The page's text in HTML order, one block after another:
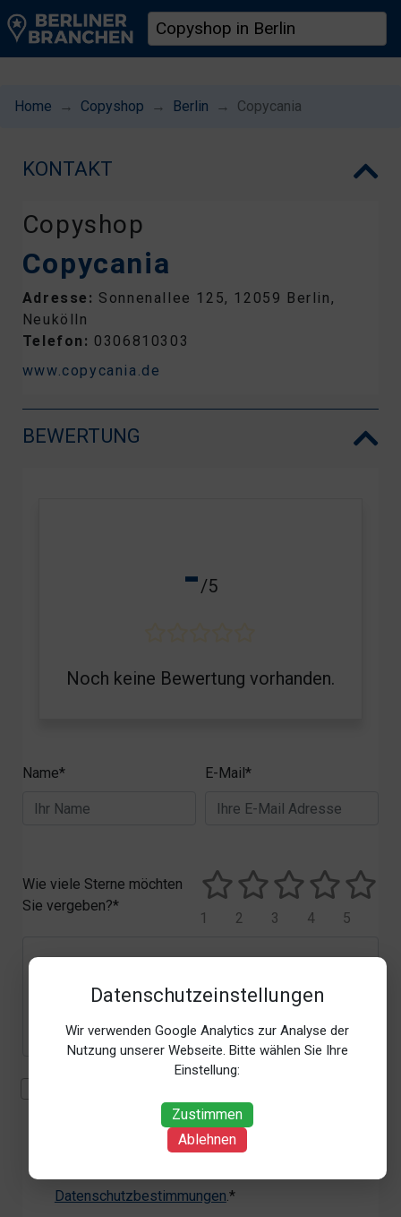
Datenschutzeinstellungen
Wir verwenden Google Analytics zur Analyse der
Nutzung unserer Webseite. Bitte wählen Sie Ihre
Einstellung:
Zustimmen
Ablehnen
Home Copyshop Berlin Copycania
KONTAKT
Copyshop
Copycania
Adresse: Sonnenallee 125, 12059 Berlin,
Neukölln
Telefon: 0306810303
www.copycania.de
BEWERTUNG
-/5
Noch keine Bewertung vorhanden.
Name* E-Mail*
Wie viele Sterne möchten
Sie vergeben?*
5
4
3
2
1
personenbezogenen Daten (Angaben, Datum und
Uhrzeit der Bewertungsabgabe, Referrer-URL) zum
Zweck der Bewertung erkläre ich mich
Datenschutzbestimmungen.*